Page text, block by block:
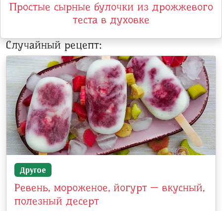
Простые сырные булочки из дрожжевого
теста в духовке
Случайный рецепт:
Другое
Ревень, мороженое, йогурт — вкусный,
полезный десерт